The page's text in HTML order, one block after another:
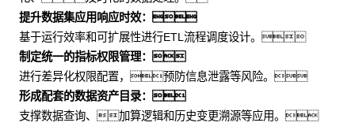
提升数据集应用响应时效：
基于运行效率和可扩展性进行ETL流程调度设计。
制定统一的指标权限管理：
进行差异化权限配置，预防信息泄露等风险。
形成配套的数据资产目录：
支撑数据查询、加算逻辑和历史变更溯源等应用。